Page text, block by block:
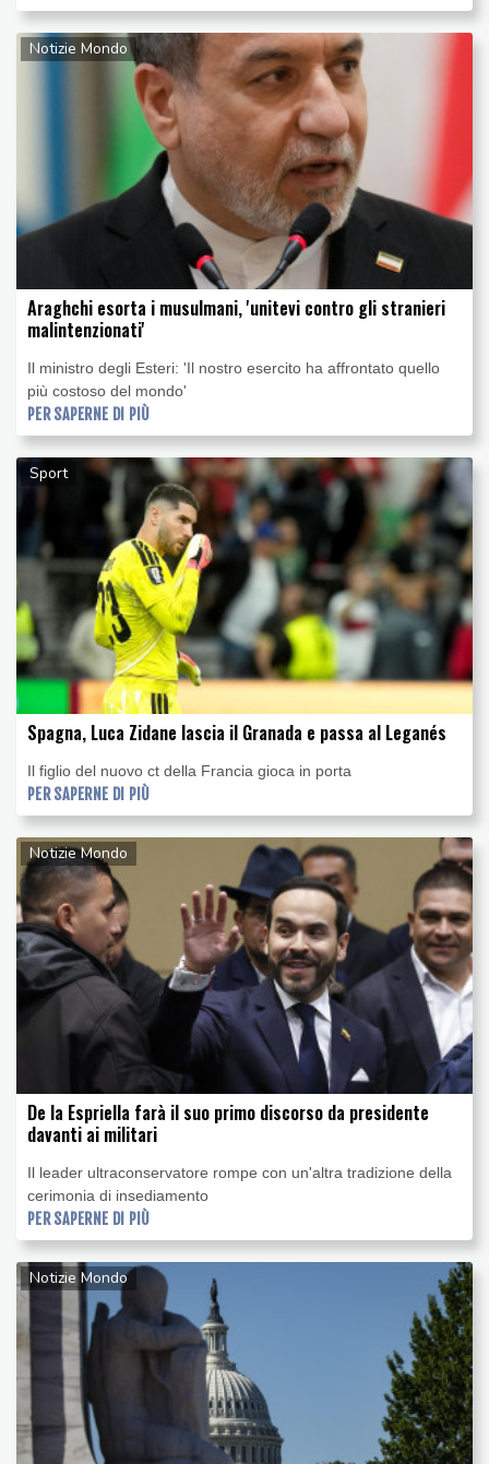
Notizie Mondo
Araghchi esorta i musulmani, 'unitevi contro gli stranieri
malintenzionati'
Il ministro degli Esteri: 'Il nostro esercito ha affrontato quello
più costoso del mondo'
PER SAPERNE DI PIÙ
Sport
Spagna, Luca Zidane lascia il Granada e passa al Leganés
Il figlio del nuovo ct della Francia gioca in porta
PER SAPERNE DI PIÙ
Notizie Mondo
De la Espriella farà il suo primo discorso da presidente
davanti ai militari
Il leader ultraconservatore rompe con un'altra tradizione della
cerimonia di insediamento
PER SAPERNE DI PIÙ
Notizie Mondo